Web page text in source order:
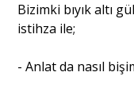
Bizimki bıyık altı
istihza ile;
- Anlat da nasıl